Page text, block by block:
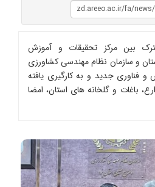
بین مرکز تحقیقات و آموزش
و سازمان نظام مهندسی کشاورزی
و فناوری جدید و به کارگیری یافته
باغات و گلخانه های استان، امضا